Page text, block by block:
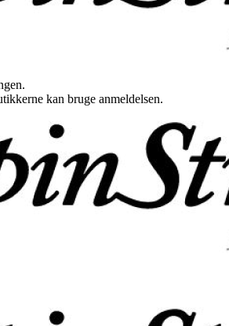
kan bruge anmeldelsen.